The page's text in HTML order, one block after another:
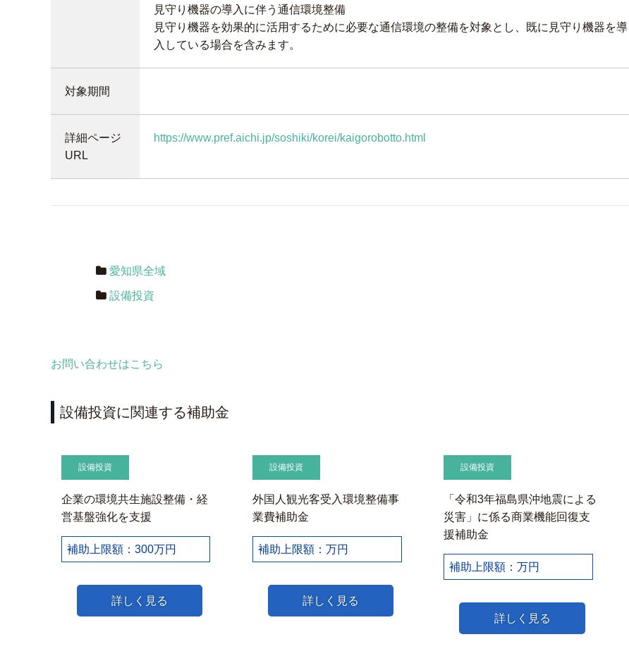
見守り機器の導入に伴う通信環境整備
見守り機器を効果的に活用するために必要な通信環境の整備を対象とし、既に見守り機器を導
入している場合を含みます。
対象期間
詳細ページ
URL
https://www.pref.aichi.jp/soshiki/korei/kaigorobotto.html
愛知県全域
設備投資
お問い合わせはこちら
設備投資に関連する補助金
設備投資
企業の環境共生施設整備・経
営基盤強化を支援
補助上限額：300万円
詳しく見る
設備投資
外国人観光客受入環境整備事
業費補助金
補助上限額：万円
詳しく見る
設備投資
「令和3年福島県沖地震による
災害」に係る商業機能回復支
援補助金
補助上限額：万円
詳しく見る